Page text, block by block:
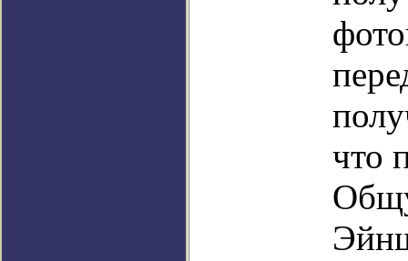
что